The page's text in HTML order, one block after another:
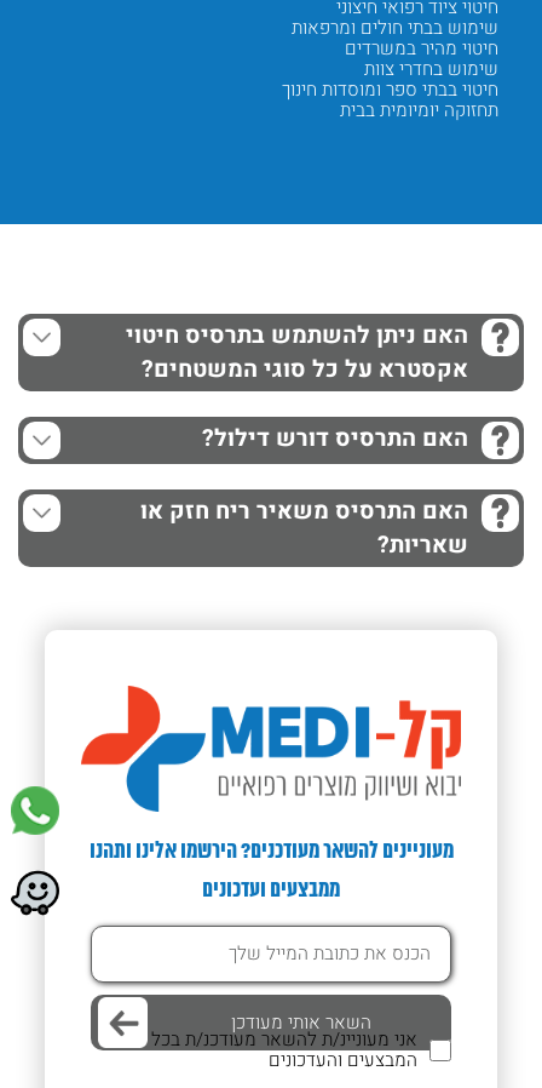
חיטוי ציוד רפואי חיצוני
שימוש בבתי חולים ומרפאות
חיטוי מהיר במשרדים
שימוש בחדרי צוות
חיטוי בבתי ספר ומוסדות חינוך
תחזוקה יומיומית בבית
האם ניתן להשתמש בתרסיס חיטוי
אקסטרא על כל סוגי המשטחים?
האם התרסיס דורש דילול?
האם התרסיס משאיר ריח חזק או
שאריות?
מעוניינים להשאר מעודכנים? הירשמו אלינו ותהנו
ממבצעים ועדכונים
אני מעוניינ/ת להשאר מעודכנ/ת בכל
המבצעים והעדכונים